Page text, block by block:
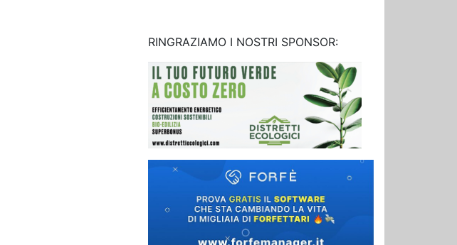
RINGRAZIAMO I NOSTRI SPONSOR: